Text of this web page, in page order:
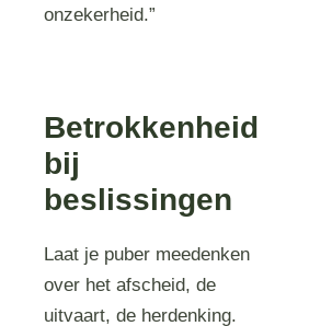
onzekerheid.”
Betrokkenheid
bij
beslissingen
Laat je puber meedenken
over het afscheid, de
uitvaart, de herdenking.